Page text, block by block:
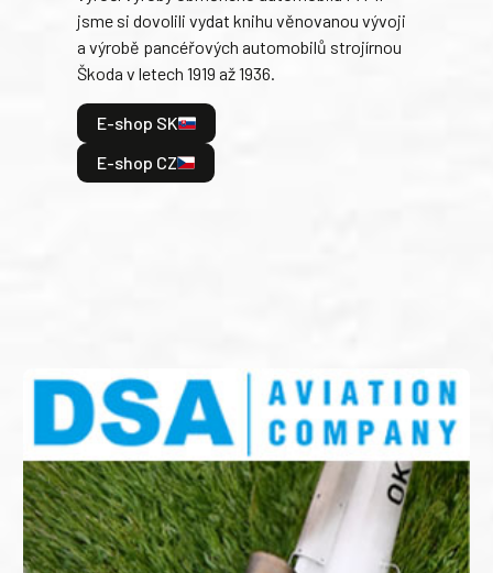
jsme si dovolili vydat knihu věnovanou vývoji
a výrobě pancéřových automobilů strojírnou
Škoda v letech 1919 až 1936.
E-shop SK
E-shop CZ